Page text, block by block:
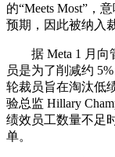
的“Meets Most”，
预期，因此被纳入
据 Meta 1 月向
员是为了削减约
轮裁员旨在淘汰低
验总监 Hillary
绩效员工数量不足
单。